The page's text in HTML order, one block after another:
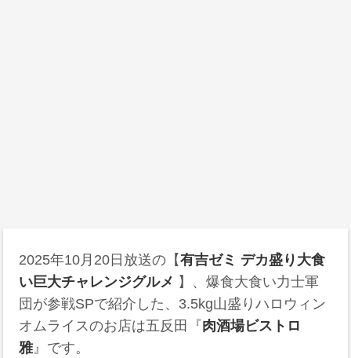
2025年10月20日 放送の【有吉ゼミ デカ盛り大食
い巨大チャレンジグルメ 】、爆食大食い力士軍
団が参戦SPで紹介した、3.5kg山盛りハロウィン
オムライスのお店は五反田『肉酒場ビストロ
雅』です。